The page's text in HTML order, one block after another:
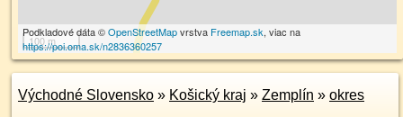
100 m
Podkladové dáta ©OpenStreetMapvrstva Freemap.sk, viac na
https://poi.oma.sk/n2836360257
Východné Slovensko » Košický kraj » Zemplín » okres